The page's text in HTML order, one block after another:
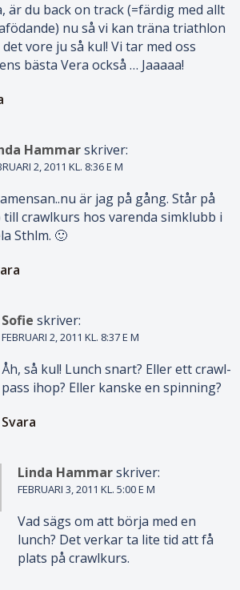
är du back on track (=färdig med allt
nu så vi kan träna triathlon
vore ju så kul! Vi tar med oss
bästa Vera också … Jaaaaa!
Hammarskriver:
2, 2011 KL. 8:36 E M
är jag på gång. Står på
till crawlkurs hos varenda simklubb i
Sthlm. 🙂
Sofie skriver:
FEBRUARI 2, 2011 KL. 8:37 E M
Åh, så kul! Lunch snart? Eller ett crawl-
pass ihop? Eller kanske en spinning?
Svara
Linda Hammarskriver:
FEBRUARI 3, 2011 KL. 5:00 E M
Vad sägs om att börja med en
lunch? Det verkar ta lite tid att få
plats på crawlkurs.